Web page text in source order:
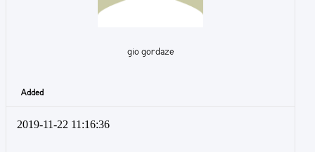
gio gordaze
Added
2019-11-22 11:16:36